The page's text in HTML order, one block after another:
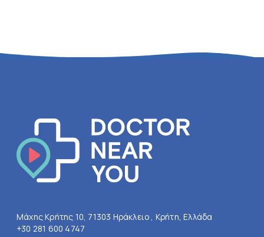
Μάχης Κρήτης 10, 71303 Ηράκλειο , Κρήτη, Ελλάδα
+30 281 600 4747